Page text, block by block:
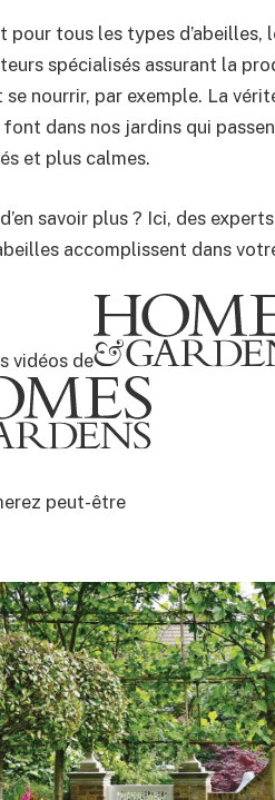
pour tous les types
spécialisés assurant la
nourrir, par exemple. La
dans nos jardins qui
et plus calmes.
savoir plus ? Ici, des
accomplissent dans
vidéos de
peut-être